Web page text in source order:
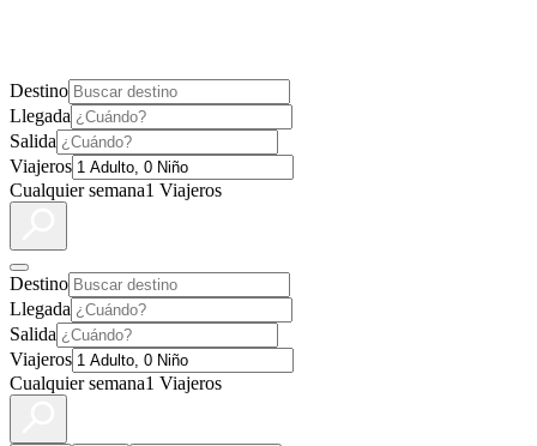
Destino
Llegada
Salida
Viajeros
Cualquier semana1 Viajeros
Destino
Llegada
Salida
Viajeros
Cualquier semana1 Viajeros